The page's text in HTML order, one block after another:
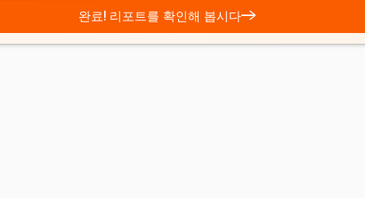
완료! 리포트를 확인해 봅시다→